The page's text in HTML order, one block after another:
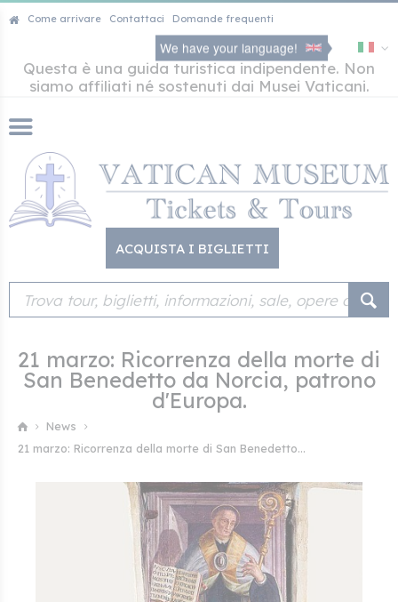
Come arrivare Contattaci Domande frequenti
We have your language!
Questa è una guida turistica indipendente. Non
siamo affiliati né sostenuti dai Musei Vaticani.
ACQUISTA I BIGLIETTI
21 marzo: Ricorrenza della morte di
San Benedetto da Norcia, patrono
d'Europa.
News
21 marzo: Ricorrenza della morte di San Benedetto...